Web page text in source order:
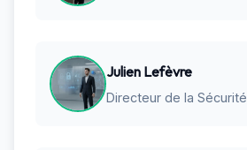
Julien Lefèvre
Directeur de la Sécurité